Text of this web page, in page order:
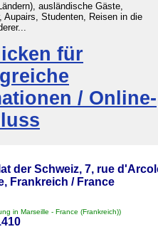
ausländische Gäste,
Aupairs, Studenten, Reisen in die
für
/ Online-
der Schweiz, 7, rue
Frankreich / France
in Marseille - France (Frankreich))